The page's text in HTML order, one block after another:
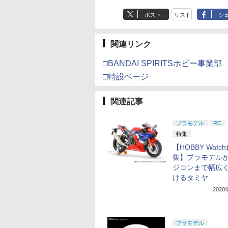
ポスト リスト シ
関連リンク
□BANDAI SPIRITSホビー事業部
□特設ページ
関連記事
プラモデル
RC
特集
【HOBBY
集】プラモデル
ジコンまで幅広
けるタミヤ
2020
プラモデル